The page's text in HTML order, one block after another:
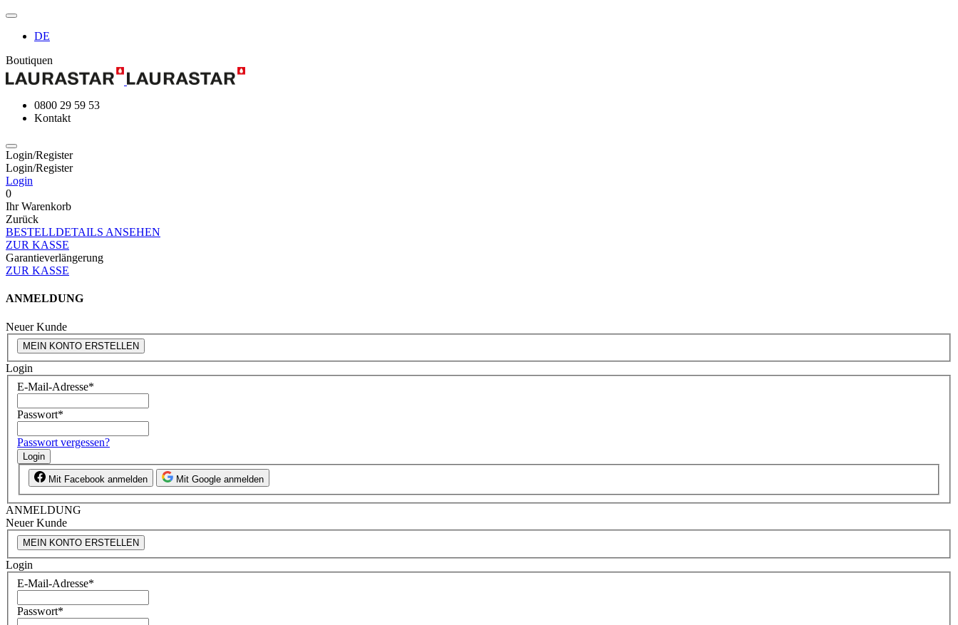
DE
Boutiquen
0800 29 59 53
Kontakt
Login/Register
Login/Register
Login
0
Ihr Warenkorb
Zurück
BESTELLDETAILS ANSEHEN
ZUR KASSE
Garantieverlängerung
ZUR KASSE
ANMELDUNG
Neuer Kunde
MEIN KONTO ERSTELLEN
Login
E-Mail-Adresse*
Passwort*
Passwort vergessen?
Login
Mit Facebook anmelden Mit Google anmelden
ANMELDUNG
Neuer Kunde
MEIN KONTO ERSTELLEN
Login
E-Mail-Adresse*
Passwort*